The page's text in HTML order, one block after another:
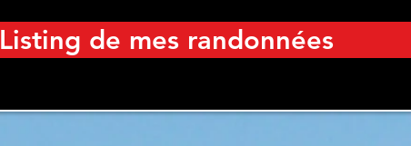
Listing de mes randonnées